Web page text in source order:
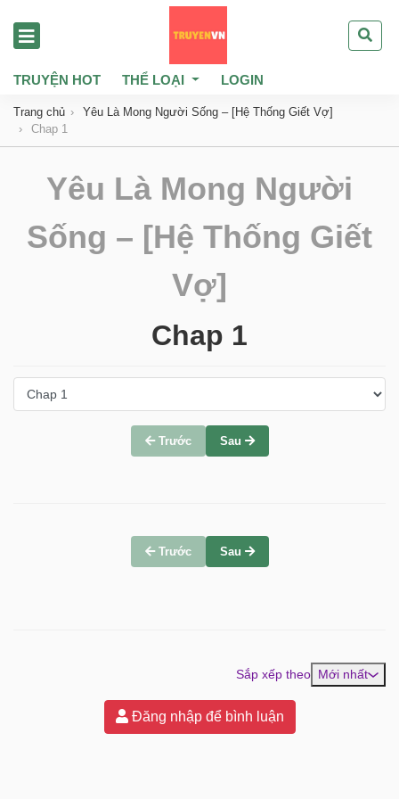
TRUYỆN HOT THỂ LOẠI LOGIN
Trang chủ
Yêu Là Mong Người Sống – [Hệ Thống Giết Vợ]
Chap 1
Yêu Là Mong Người
Sống – [Hệ Thống Giết
Vợ]
Chap 1
Trước Sau
Trước Sau
Sắp xếp theo Mới nhất
Đăng nhập để bình luận